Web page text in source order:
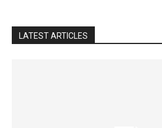
LATEST ARTICLES